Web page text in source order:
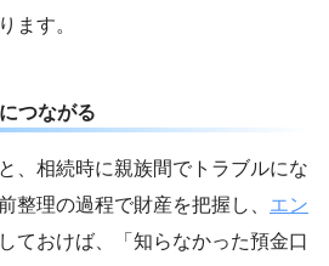
ます。
つながる
、相続時に親族間でトラブルにな
整理の過程で財産を把握し、 エン
ておけば、「知らなかった預金口